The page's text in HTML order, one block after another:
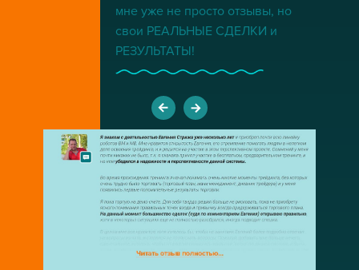
мне уже не просто отзывы, но
свои РЕАЛЬНЫЕ СДЕЛКИ и
РЕЗУЛЬТАТЫ!